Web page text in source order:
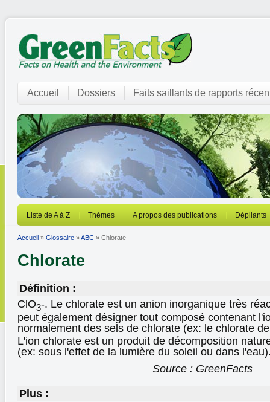
Accueil Dossiers Faits saillants de rapports
Liste de A à Z Thèmes A propos des publications Dépliants
Accueil » Glossaire »ABC » Chlorate
Chlorate
Définition :
ClO3-. Le chlorate est un anion inorganique très
peut également désigner tout composé contenant
normalement des sels de chlorate (ex: le chlorate
L'ion chlorate est un produit de décomposition
(ex: sous l'effet de la lumière du soleil ou dans
Source : GreenFacts
Plus :